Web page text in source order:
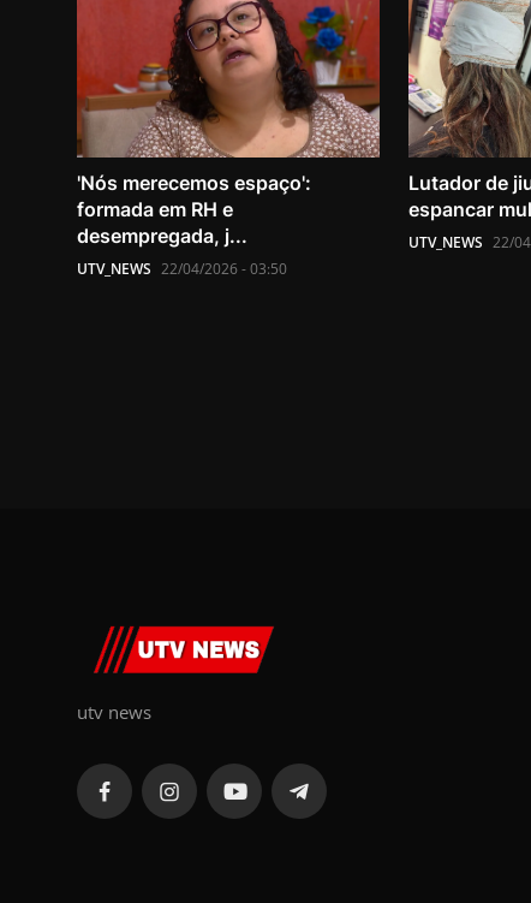
'Nós merecemos espaço':
formada em RH e
desempregada, j...
UTV_NEWS 22/04/2026 - 03:50
Lutador de
espancar
UTV_NEWS 22/
utv news